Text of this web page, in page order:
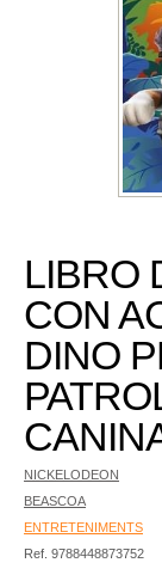
LIBRO
CON
DINO
NICKELODEON
BEASCOA
ENTRETENIMENTS
Ref. 9788448873752